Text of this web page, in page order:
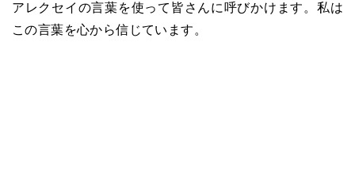
アレクセイの言葉を使って皆さんに呼びかけます。私は
この言葉を心から信じています。